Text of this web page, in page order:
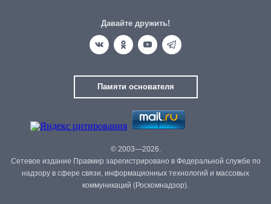
Давайте дружить!
Памяти основателя
© 2003—2026.
Сетевое издание Правмир зарегистрировано в Федеральной службе по
надзору в сфере связи, информационных технологий и массовых
коммуникаций (Роскомнадзор).